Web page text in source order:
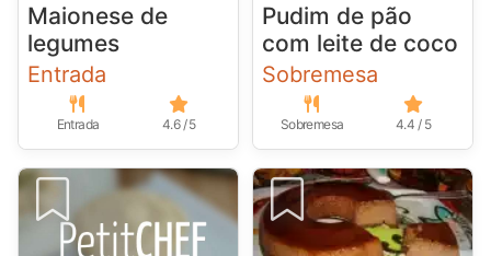
Maionese de
legumes
Entrada
Entrada 4.6 / 5
Pudim de pão
com leite de coco
Sobremesa
Sobremesa 4.4 / 5